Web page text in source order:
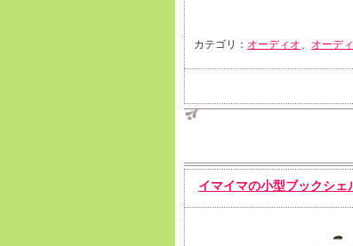
カテゴリ： オーディオ、 オーデ
イマイマの小型ブックシェ